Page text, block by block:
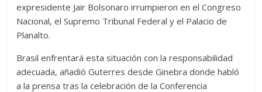
expresidente Jair Bolsonaro irrumpieron en el Congreso
Nacional, el Supremo Tribunal Federal y el Palacio de
Planalto.
Brasil enfrentará esta situación con la responsabilidad
adecuada, añadió Guterres desde Ginebra donde habló
a la prensa tras la celebración de la Conferencia